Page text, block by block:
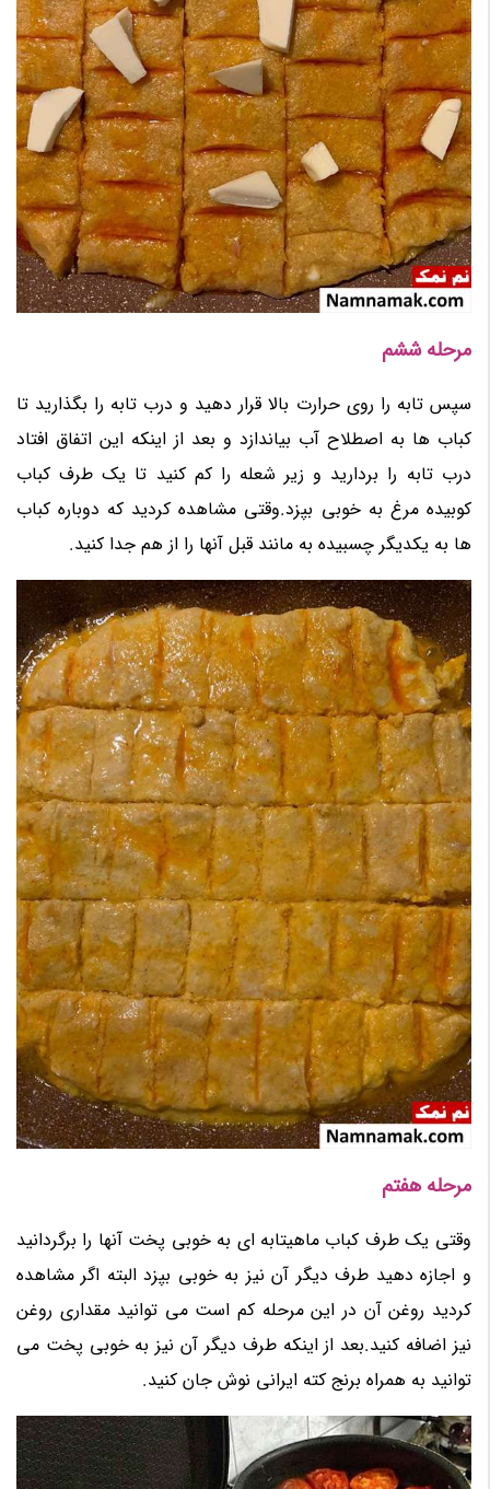
مرحله ششم
سپس تابه را روی حرارت بالا قرار دهید و درب تابه را بگذارید تا
کباب ها به اصطلاح آب بیاندازد و بعد از اینکه این اتفاق افتاد
درب تابه را بردارید و زیر شعله را کم کنید تا یک طرف کباب
کوبیده مرغ به خوبی بپزد.وقتی مشاهده کردید که دوباره کباب
ها به یکدیگر چسبیده به مانند قبل آنها را از هم جدا کنید.
مرحله هفتم
وقتی یک طرف کباب ماهیتابه ای به خوبی پخت آنها را برگردانید
و اجازه دهید طرف دیگر آن نیز به خوبی بپزد البته اگر مشاهده
کردید روغن آن در این مرحله کم است می توانید مقداری روغن
نیز اضافه کنید.بعد از اینکه طرف دیگر آن نیز به خوبی پخت می
توانید به همراه برنج کته ایرانی نوش جان کنید.